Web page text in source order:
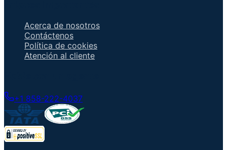
Acerca de nosotros
Contáctenos
Política de cookies
Atención al cliente
+1 858-222-4037